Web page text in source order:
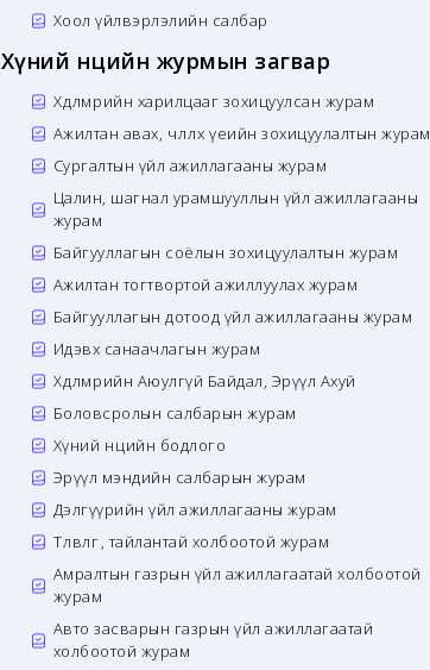
Хоол үйлвэрлэлийн салбар
Хүний нөөцийн журмын загвар
Хөдөлмөрийн харилцааг зохицуулсан журам
Ажилтан авах, чөлөөлөх үеийн зохицуулалтын журам
Сургалтын үйл ажиллагааны журам
Цалин, шагнал урамшууллын үйл ажиллагааны
журам
Байгууллагын соёлын зохицуулалтын журам
Ажилтан тогтвортой ажиллуулах журам
Байгууллагын дотоод үйл ажиллагааны журам
Идэвх санаачлагын журам
Хөдөлмөрийн Аюулгүй Байдал, Эрүүл Ахуй
Боловсролын салбарын журам
Хүний нөөцийн бодлого
Эрүүл мэндийн салбарын журам
Дэлгүүрийн үйл ажиллагааны журам
Төлөвлөгөө, тайлантай холбоотой журам
Амралтын газрын үйл ажиллагаатай холбоотой
журам
Авто засварын газрын үйл ажиллагаатай
холбоотой журам